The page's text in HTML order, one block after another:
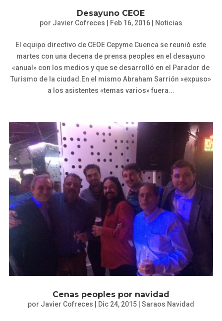
Desayuno CEOE
por Javier Cofreces Feb 16, 2016| Noticias
El equipo directivo de CEOE Cepyme Cuenca se reunió este
martes con una decena de prensa peoples en el desayuno
«anual» con los medios y que se desarrolló en el Parador de
Turismo de la ciudad.En el mismo Abraham Sarrión «expuso»
a los asistentes «temas varios» fuera...
Cenas peoples por navidad
por Javier Cofreces Dic 24, 2015| Saraos Navidad